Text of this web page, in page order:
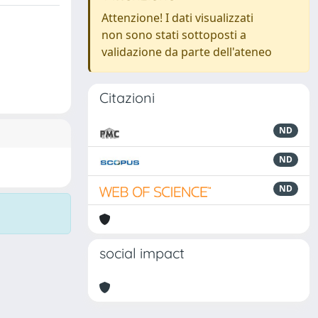
Attenzione! I dati visualizzati
non sono stati sottoposti a
validazione da parte dell'ateneo
Citazioni
ND
ND
ND
social impact